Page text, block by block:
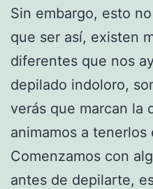
Sin embargo, esto
que ser así, existen
diferentes que nos
depilado indoloro,
verás que marcan la
animamos a tenerlos
Comenzamos con
antes de depilarte,